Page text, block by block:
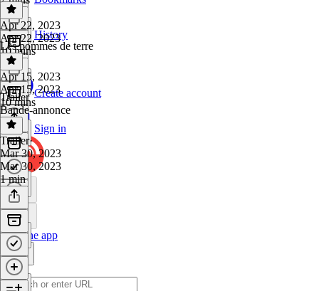
History
Create account
Sign in
Get the app
Apr 22, 2023
Apr 22, 2023
10 mins
Les pommes de terre
Apr 15, 2023
Apr 15, 2023
10 mins
Trailer
Bande-annonce
Trailer·
Mar 30, 2023
Mar 30, 2023
1 min